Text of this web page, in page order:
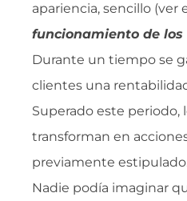
apariencia, sencillo (ver
funcionamiento de los
Durante un tiempo se
clientes una
Superado este periodo,
transforman en
previamente
Nadie podía imaginar